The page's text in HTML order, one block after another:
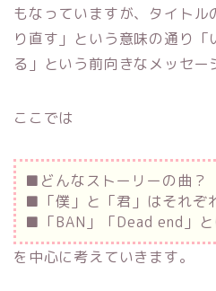
もなっていますが、タイト
り直す」という意味の通り
る」という前向きなメッセー
ここでは
■どんなストーリーの曲？
■「僕」と「君」はそれぞ
■「BAN」「Dead end」と
を中心に考えていきます。